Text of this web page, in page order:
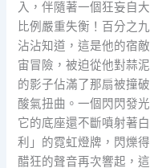
入，伴隨著一個狂妄自
比例嚴重失衡！百分之
沾沾知道，這是他的宿
宙冒險，被迫從他對蒜
的影子佔滿了那扇被撞
酸氣扭曲。一個閃閃發
它的底座還不斷噴射著
利」的霓虹燈牌，閃爍
醋狂的聲音再次響起，